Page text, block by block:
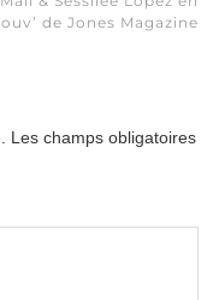
de Jones Magazine
Les champs obligatoires